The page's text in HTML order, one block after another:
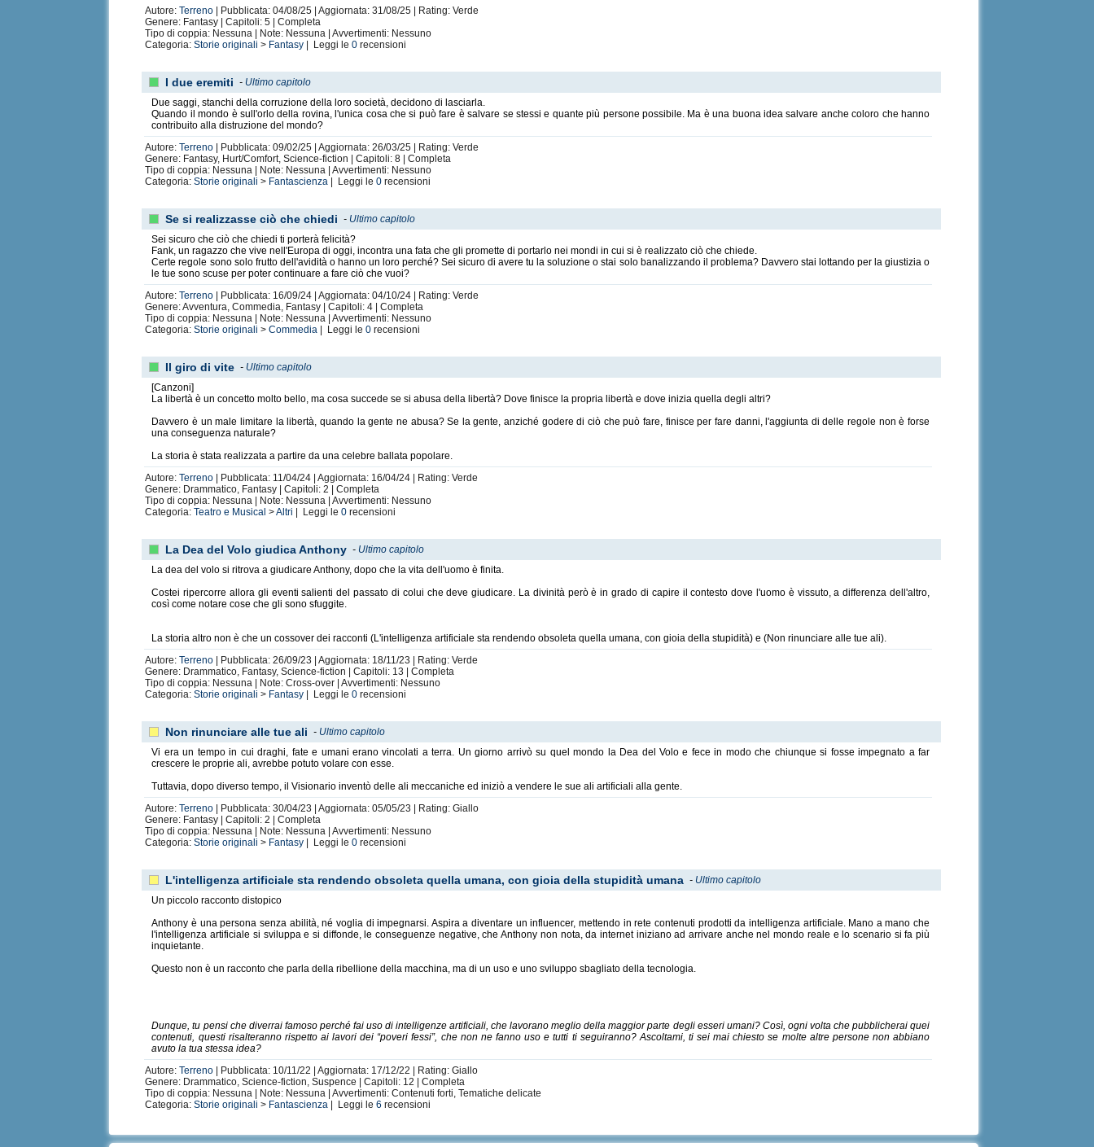
Autore:Terreno | Pubblicata: 04/08/25 | Aggiornata: 31/08/25 | Rating: Verde
Genere: Fantasy | Capitoli: 5 | Completa
Tipo di coppia: Nessuna | Note: Nessuna | Avvertimenti: Nessuno
Categoria:Storie originali > Fantasy | Leggi le0 recensioni
I due eremiti - Ultimo capitolo
Due saggi, stanchi della corruzione della loro società, decidono di lasciarla.
Quando il mondo è sull'orlo della rovina, l'unica cosa che si può fare è salvare se stessi e quante più persone possibile. Ma è una buona idea salvare anche coloro che hanno
contribuito alla distruzione del mondo?
Autore:Terreno | Pubblicata: 09/02/25 | Aggiornata: 26/03/25 | Rating: Verde
Genere: Fantasy, Hurt/Comfort, Science-fiction | Capitoli: 8 | Completa
Tipo di coppia: Nessuna | Note: Nessuna | Avvertimenti: Nessuno
Categoria:Storie originali > Fantascienza | Leggi le0 recensioni
Se si realizzasse ciò che chiedi - Ultimo capitolo
Sei sicuro che ciò che chiedi ti porterà felicità?
Fank, un ragazzo che vive nell'Europa di oggi, incontra una fata che gli promette di portarlo nei mondi in cui si è realizzato ciò che chiede.
Certe regole sono solo frutto dell'avidità o hanno un loro perché? Sei sicuro di avere tu la soluzione o stai solo banalizzando il problema? Davvero stai lottando per la giustizia o
le tue sono scuse per poter continuare a fare ciò che vuoi?
Autore:Terreno | Pubblicata: 16/09/24 | Aggiornata: 04/10/24 | Rating: Verde
Genere: Avventura, Commedia, Fantasy | Capitoli: 4 | Completa
Tipo di coppia: Nessuna | Note: Nessuna | Avvertimenti: Nessuno
Categoria:Storie originali >Commedia | Leggi le0 recensioni
Il giro di vite - Ultimo capitolo
[Canzoni]
La libertà è un concetto molto bello, ma cosa succede se si abusa della libertà? Dove finisce la propria libertà e dove inizia quella degli altri?
Davvero è un male limitare la libertà, quando la gente ne abusa? Se la gente, anziché godere di ciò che può fare, finisce per fare danni, l'aggiunta di delle regole non è forse
una conseguenza naturale?
La storia è stata realizzata a partire da una celebre ballata popolare.
Autore:Terreno | Pubblicata: 11/04/24 | Aggiornata: 16/04/24 | Rating: Verde
Genere: Drammatico, Fantasy | Capitoli: 2 | Completa
Tipo di coppia: Nessuna | Note: Nessuna | Avvertimenti: Nessuno
Categoria:Teatro e Musical >Altri | Leggi le0 recensioni
La Dea del Volo giudica Anthony - Ultimo capitolo
La dea del volo si ritrova a giudicare Anthony, dopo che la vita dell'uomo è finita.
Costei ripercorre allora gli eventi salienti del passato di colui che deve giudicare. La divinità però è in grado di capire il contesto dove l'uomo è vissuto, a differenza dell'altro,
così come notare cose che gli sono sfuggite.
La storia altro non è che un cossover dei racconti (L'intelligenza artificiale sta rendendo obsoleta quella umana, con gioia della stupidità) e (Non rinunciare alle tue ali).
Autore:Terreno | Pubblicata: 26/09/23 | Aggiornata: 18/11/23 | Rating: Verde
Genere: Drammatico, Fantasy, Science-fiction | Capitoli: 13 | Completa
Tipo di coppia: Nessuna | Note: Cross-over | Avvertimenti: Nessuno
Categoria:Storie originali > Fantasy | Leggi le0 recensioni
Non rinunciare alle tue ali - Ultimo capitolo
Vi era un tempo in cui draghi, fate e umani erano vincolati a terra. Un giorno arrivò su quel mondo la Dea del Volo e fece in modo che chiunque si fosse impegnato a far
crescere le proprie ali, avrebbe potuto volare con esse.
Tuttavia, dopo diverso tempo, il Visionario inventò delle ali meccaniche ed iniziò a vendere le sue ali artificiali alla gente.
Autore:Terreno | Pubblicata: 30/04/23 | Aggiornata: 05/05/23 | Rating: Giallo
Genere: Fantasy | Capitoli: 2 | Completa
Tipo di coppia: Nessuna | Note: Nessuna | Avvertimenti: Nessuno
Categoria:Storie originali > Fantasy | Leggi le0 recensioni
L'intelligenza artificiale sta rendendo obsoleta quella umana, con gioia della stupidità umana - Ultimo capitolo
Un piccolo racconto distopico
Anthony è una persona senza abilità, né voglia di impegnarsi. Aspira a diventare un influencer, mettendo in rete contenuti prodotti da intelligenza artificiale. Mano a mano che
l'intelligenza artificiale si sviluppa e si diffonde, le conseguenze negative, che Anthony non nota, da internet iniziano ad arrivare anche nel mondo reale e lo scenario si fa più
inquietante.
Questo non è un racconto che parla della ribellione della macchina, ma di un uso e uno sviluppo sbagliato della tecnologia.
Dunque, tu pensi che diverrai famoso perché fai uso di intelligenze artificiali, che lavorano meglio della maggior parte degli esseri umani? Così, ogni volta che pubblicherai quei
contenuti, questi risalteranno rispetto ai lavori dei “poveri fessi”, che non ne fanno uso e tutti ti seguiranno? Ascoltami, ti sei mai chiesto se molte altre persone non abbiano
avuto la tua stessa idea?
Autore:Terreno | Pubblicata: 10/11/22 | Aggiornata: 17/12/22 | Rating: Giallo
Genere: Drammatico, Science-fiction, Suspence | Capitoli: 12 | Completa
Tipo di coppia: Nessuna | Note: Nessuna | Avvertimenti: Contenuti forti, Tematiche delicate
Categoria:Storie originali > Fantascienza | Leggi le6 recensioni